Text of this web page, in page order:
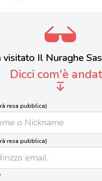
visitato Il Nuraghe
Dicci com'è
resa pubblica)
resa pubblica)